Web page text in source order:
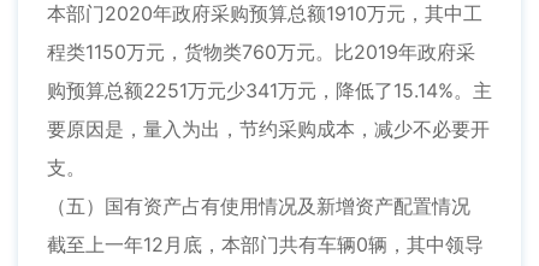
本部门2020年政府采购预算总额1910万元，其中工
程类1150万元，货物类760万元。比2019年政府采
购预算总额2251万元少341万元，降低了15.14%。主
要原因是，量入为出，节约采购成本，减少不必要开
支。
（五）国有资产占有使用情况及新增资产配置情况
截至上一年12月底，本部门共有车辆0辆，其中领导